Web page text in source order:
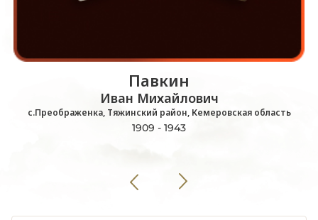
Павкин
Иван Михайлович
с.Преображенка, Тяжинский район, Кемеровская область
1909 - 1943